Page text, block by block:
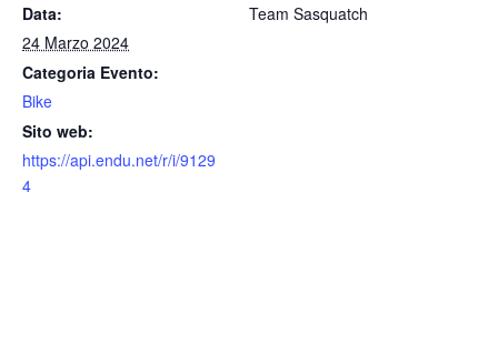
Data:
24 Marzo 2024
Categoria Evento:
Bike
Sito web:
https://api.endu.net/r/i/9129
4
Team Sasquatch